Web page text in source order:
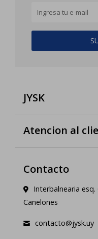
JYSK
Atencion al
Contacto
Interbalnearia
Canelones
contacto@jysk.uy